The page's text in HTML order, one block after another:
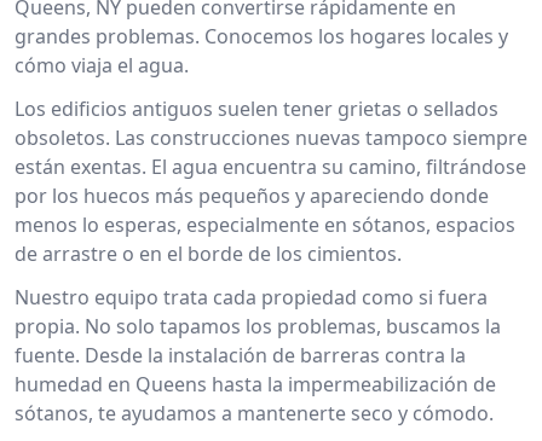
Queens, NY pueden convertirse rápidamente en
grandes problemas. Conocemos los hogares locales y
cómo viaja el agua.
Los edificios antiguos suelen tener grietas o sellados
obsoletos. Las construcciones nuevas tampoco siempre
están exentas. El agua encuentra su camino, filtrándose
por los huecos más pequeños y apareciendo donde
menos lo esperas, especialmente en sótanos, espacios
de arrastre o en el borde de los cimientos.
Nuestro equipo trata cada propiedad como si fuera
propia. No solo tapamos los problemas, buscamos la
fuente. Desde la instalación de barreras contra la
humedad en Queens hasta la impermeabilización de
sótanos, te ayudamos a mantenerte seco y cómodo.